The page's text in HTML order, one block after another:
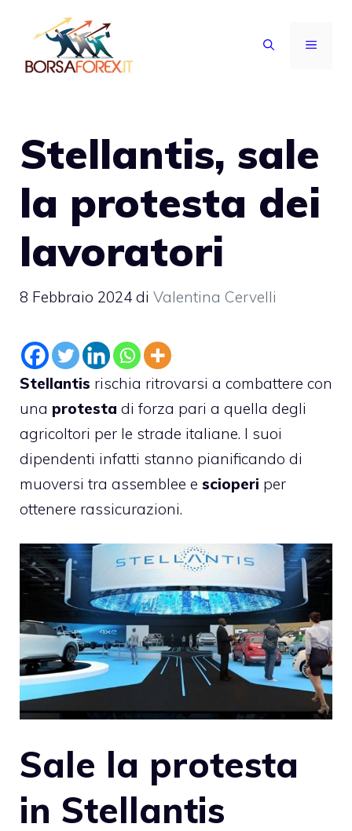
contenuto
MENU
Stellantis, sale
la protesta dei
lavoratori
8 Febbraio 2024 di Valentina Cervelli
Stellantis rischia ritrovarsi a combattere con
una protesta di forza pari a quella degli
agricoltori per le strade italiane. I suoi
dipendenti infatti stanno pianificando di
muoversi tra assemblee e scioperi per
ottenere rassicurazioni.
Sale la protesta
in Stellantis